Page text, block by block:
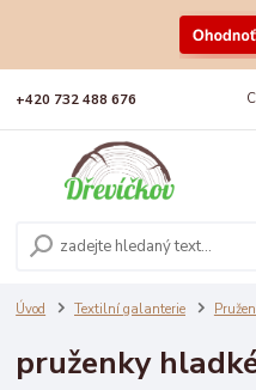
+420 732 488 676
Úvod Textilní galanterie
pruženky